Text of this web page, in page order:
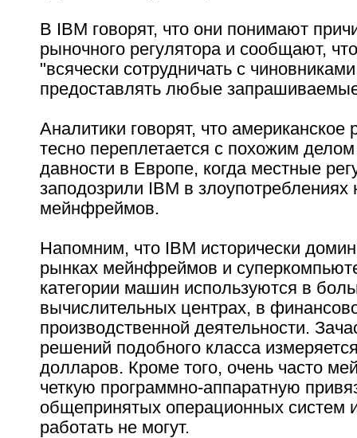
В IBM говорят, что они понимают
рыночного регулятора и сообщают,
"всячески сотрудничать с
предоставлять любые
Аналитики говорят, что американское
тесно переплетается с похожим
давности в Европе, когда местные
заподозрили IBM в злоупотреблениях
мейнфреймов.
Напомним, что IBM исторически
рынках мейнфреймов и
категории машин используются в
вычислительных центрах, в
производственной деятельности.
решений подобного класса
долларов. Кроме того, очень часто
четкую программно-аппаратную
общепринятых операционных систем
работать не могут.